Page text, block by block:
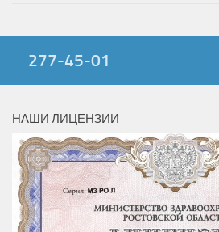
277-45-01
НАШИ ЛИЦЕНЗИИ